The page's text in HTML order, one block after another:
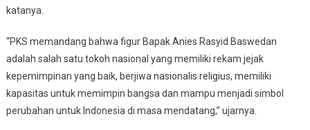
katanya.
“PKS memandang bahwa figur Bapak Anies Rasyid Baswedan
adalah salah satu tokoh nasional yang memiliki rekam jejak
kepemimpinan yang baik, berjiwa nasionalis religius, memiliki
kapasitas untuk memimpin bangsa dan mampu menjadi simbol
perubahan untuk Indonesia di masa mendatang,” ujarnya.